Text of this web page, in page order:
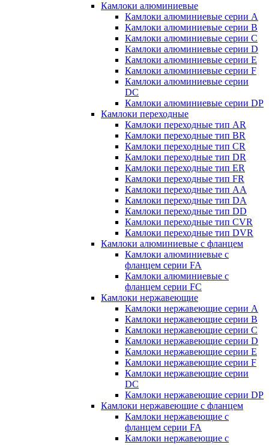
Камлоки алюминиевые
Камлоки алюминиевые серии А
Камлоки алюминиевые серии B
Камлоки алюминиевые серии C
Камлоки алюминиевые серии D
Камлоки алюминиевые серии E
Камлоки алюминиевые серии F
Камлоки алюминиевые серии
DC
Камлоки алюминиевые серии DP
Камлоки переходные
Камлоки переходные тип AR
Камлоки переходные тип BR
Камлоки переходные тип CR
Камлоки переходные тип DR
Камлоки переходные тип ER
Камлоки переходные тип FR
Камлоки переходные тип AA
Камлоки переходные тип DA
Камлоки переходные тип DD
Камлоки переходные тип CVR
Камлоки переходные тип DVR
Камлоки алюминиевые с фланцем
Камлоки алюминиевые с
фланцем серии FA
Камлоки алюминиевые с
фланцем серии FC
Камлоки нержавеющие
Камлоки нержавеющие серии А
Камлоки нержавеющие серии В
Камлоки нержавеющие серии C
Камлоки нержавеющие серии D
Камлоки нержавеющие серии E
Камлоки нержавеющие серии F
Камлоки нержавеющие серии
DC
Камлоки нержавеющие серии DP
Камлоки нержавеющие с фланцем
Камлоки нержавеющие с
фланцем серии FA
Камлоки нержавеющие с